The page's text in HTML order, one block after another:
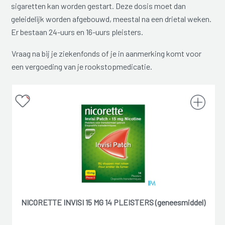
sigaretten kan worden gestart. Deze dosis moet dan
geleidelijk worden afgebouwd, meestal na een drietal weken.
Er bestaan 24-uurs en 16-uurs pleisters.
Vraag na bij je ziekenfonds of je in aanmerking komt voor
een vergoeding van je rookstopmedicatie.
NICORETTE INVISI 15 MG 14 PLEISTERS (geneesmiddel)